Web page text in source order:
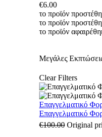
€6.00
το προϊόν
το προϊόν
το προϊόν
Μεγάλες
Clear Filters
Επαγγελματικό
Επαγγελματικό
€100.00 Original